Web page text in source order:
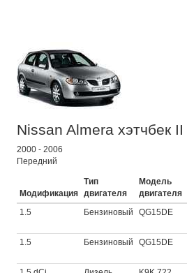
Nissan Almera хэтчбек II
2000 - 2006
Передний
Модификация
Тип
двигателя
Модель
двигателя
1.5
Бензиновый QG15DE
1.5
Бензиновый QG15DE